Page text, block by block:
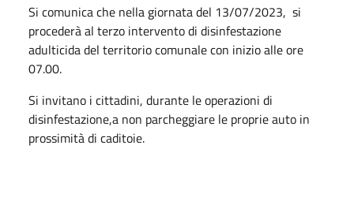
Si comunica che nella giornata del 13/07/2023, si
procederà al terzo intervento di disinfestazione
adulticida del territorio comunale con inizio alle ore
07.00.
Si invitano i cittadini, durante le operazioni di
disinfestazione,a non parcheggiare le proprie auto in
prossimità di caditoie.